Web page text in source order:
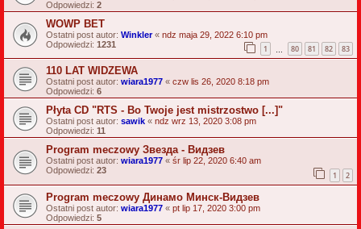
Odpowiedzi: 2
WOWP BET
Ostatni post autor: Winkler« ndz maja 29, 2022 6:10 pm
Odpowiedzi: 1231 1 80 81 82 83
110 LAT WIDZEWA
Ostatni post autor: wiara1977 « czw lis 26, 2020 8:18 pm
Odpowiedzi: 6
Płyta CD "RTS - Bo Twoje jest mistrzostwo [...]"
Ostatni post autor: sawik « ndz wrz 13, 2020 3:08 pm
Odpowiedzi: 11
Program meczowy Звезда - Видзев
Ostatni post autor: wiara1977 « śr lip 22, 2020 6:40 am
Odpowiedzi: 23 1 2
Program meczowy Динамо Минск-Видзев
Ostatni post autor: wiara1977 « pt lip 17, 2020 3:00 pm
Odpowiedzi: 5